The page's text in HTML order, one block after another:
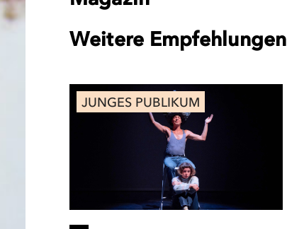
Weitere Empfehlungen
JUNGES PUBLIKUM